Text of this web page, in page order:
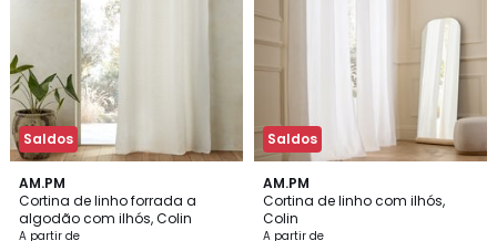
Saldos
AM.PM
Cortina de linho forrada a
algodão com ilhós, Colin
A partir de
4,7
/ 5
4
Cores
Saldos
AM.PM
Cortina de linho com ilhós,
Colin
A partir de
4,3
/ 5
4
Cores